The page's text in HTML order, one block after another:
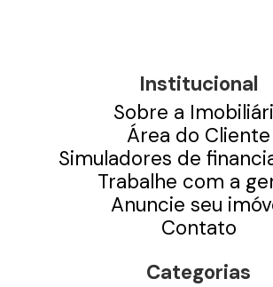
Institucional
Sobre a
Área do Cliente
Simuladores de
Trabalhe com a
Anuncie seu
Contato
Categorias